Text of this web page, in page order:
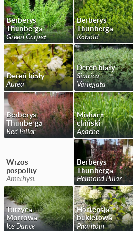
Berberys
Thunberga
Green Carpet
Berberys
Thunberga
Kobold
Dereń biały
Aurea
Dereń biały
Sibirica
Variegata
Berberys
Thunberga
Red Pillar
Miskant
chiński
Apache
Wrzos
pospolity
Amethyst
Berberys
Thunberga
Helmond Pillar
Turzyca
Morrowa
Ice Dance
Hortensja
bukietowa
Phantom